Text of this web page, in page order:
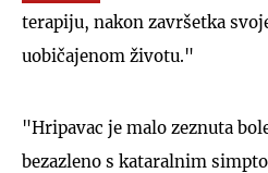
terapiju, nakon završetka
uobičajenom životu."
"Hripavac je malo zeznuta
bezazleno s kataralnim